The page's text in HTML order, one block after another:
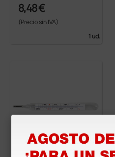
8,48 €
(Precio sin IVA)
1 ud.